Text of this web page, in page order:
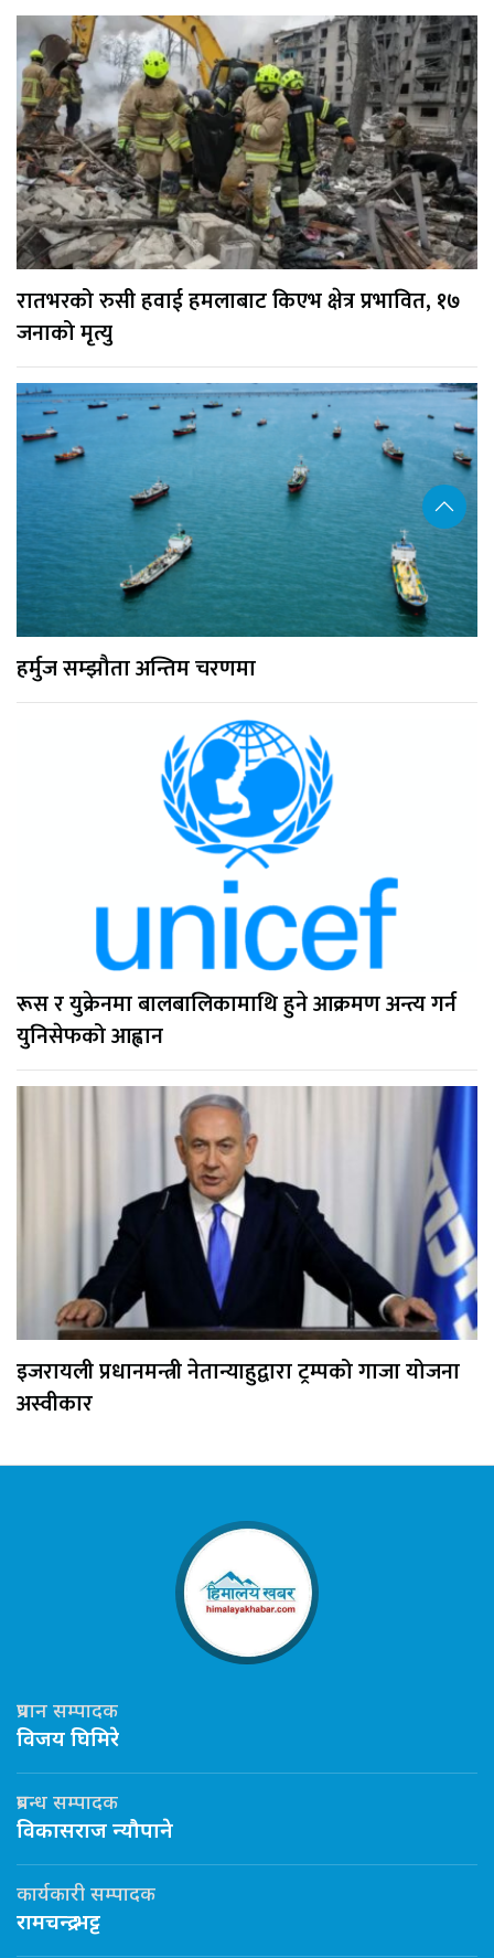
रातभरको रुसी हवाई हमलाबाट किएभ क्षेत्र प्रभावित, १७
जनाको मृत्यु
हर्मुज सम्झौता अन्तिम चरणमा
रूस र युक्रेनमा बालबालिकामाथि हुने आक्रमण अन्त्य गर्न
युनिसेफको आह्वान
इजरायली प्रधानमन्त्री नेतान्याहुद्वारा ट्रम्पको गाजा योजना
अस्वीकार
प्रधान सम्पादक
विजय घिमिरे
प्रबन्ध सम्पादक
विकासराज न्यौपाने
कार्यकारी सम्पादक
रामचन्द्र भट्ट